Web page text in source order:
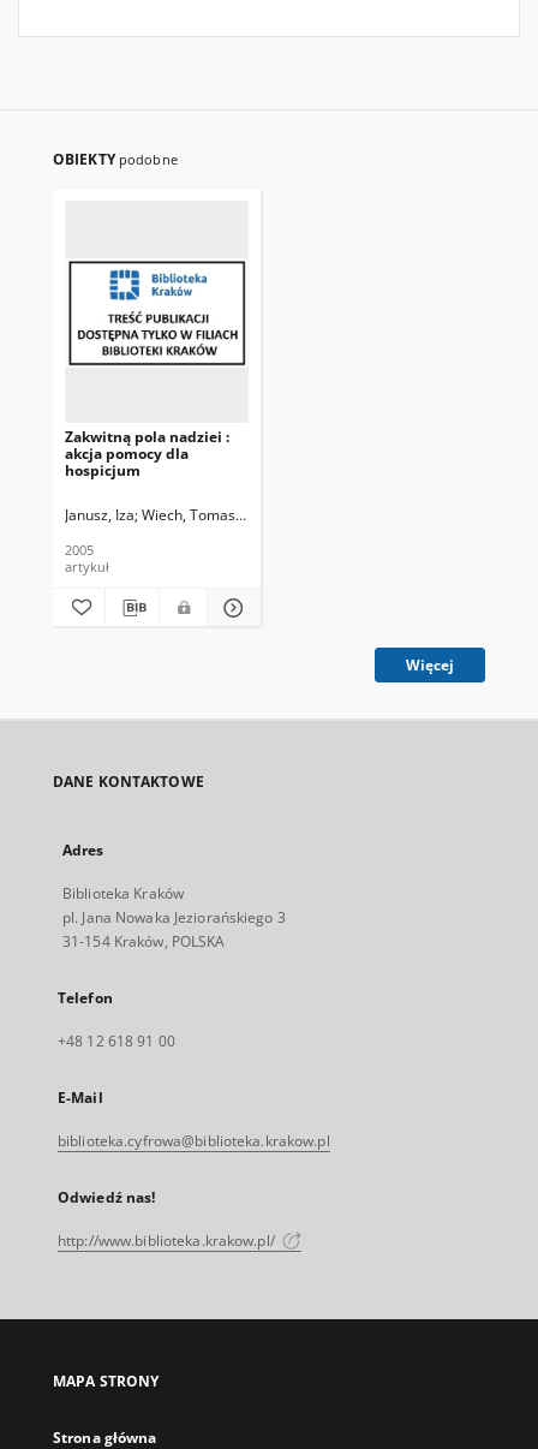
OBIEKTY podobne
Zakwitną pola nadziei :
akcja pomocy dla
hospicjum
Janusz, Iza Wiech, Tomasz. Fot.
2005
artykuł
Więcej
DANE KONTAKTOWE
Adres
Biblioteka Kraków
pl. Jana Nowaka Jeziorańskiego 3
31-154 Kraków, POLSKA
Telefon
+48 12 618 91 00
E-Mail
biblioteka.cyfrowa@biblioteka.krakow.pl
Odwiedź nas!
http://www.biblioteka.krakow.pl/
MAPA STRONY
Strona główna